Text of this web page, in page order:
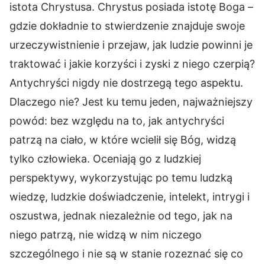
istota Chrystusa. Chrystus posiada istotę Boga –
gdzie dokładnie to stwierdzenie znajduje swoje
urzeczywistnienie i przejaw, jak ludzie powinni je
traktować i jakie korzyści i zyski z niego czerpią?
Antychryści nigdy nie dostrzegą tego aspektu.
Dlaczego nie? Jest ku temu jeden, najważniejszy
powód: bez względu na to, jak antychryści
patrzą na ciało, w które wcielił się Bóg, widzą
tylko człowieka. Oceniają go z ludzkiej
perspektywy, wykorzystując po temu ludzką
wiedzę, ludzkie doświadczenie, intelekt, intrygi i
oszustwa, jednak niezależnie od tego, jak na
niego patrzą, nie widzą w nim niczego
szczególnego i nie są w stanie rozeznać się co